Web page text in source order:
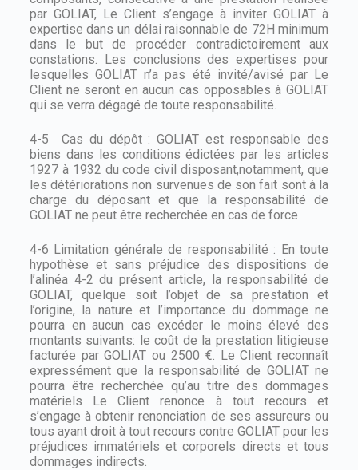
par GOLIAT, Le Client s’engage à inviter GOLIAT à
expertise dans un délai raisonnable de 72H minimum
dans le but de procéder contradictoirement aux
constations. Les conclusions des expertises pour
lesquelles GOLIAT n’a pas été invité/avisé par Le
Client ne seront en aucun cas opposables à GOLIAT
qui se verra dégagé de toute responsabilité.
4-5 Cas du dépôt : GOLIAT est responsable des
biens dans les conditions édictées par les articles
1927 à 1932 du code civil disposant,notamment, que
les détériorations non survenues de son fait sont à la
charge du déposant et que la responsabilité de
GOLIAT ne peut être recherchée en cas de force
4-6 Limitation générale de responsabilité : En toute
hypothèse et sans préjudice des dispositions de
l’alinéa 4-2 du présent article, la responsabilité de
GOLIAT, quelque soit l’objet de sa prestation et
l’origine, la nature et l’importance du dommage ne
pourra en aucun cas excéder le moins élevé des
montants suivants: le coût de la prestation litigieuse
facturée par GOLIAT ou 2500 €. Le Client reconnaît
expressément que la responsabilité de GOLIAT ne
pourra être recherchée qu’au titre des dommages
matériels Le Client renonce à tout recours et
s’engage à obtenir renonciation de ses assureurs ou
tous ayant droit à tout recours contre GOLIAT pour les
préjudices immatériels et corporels directs et tous
dommages indirects.